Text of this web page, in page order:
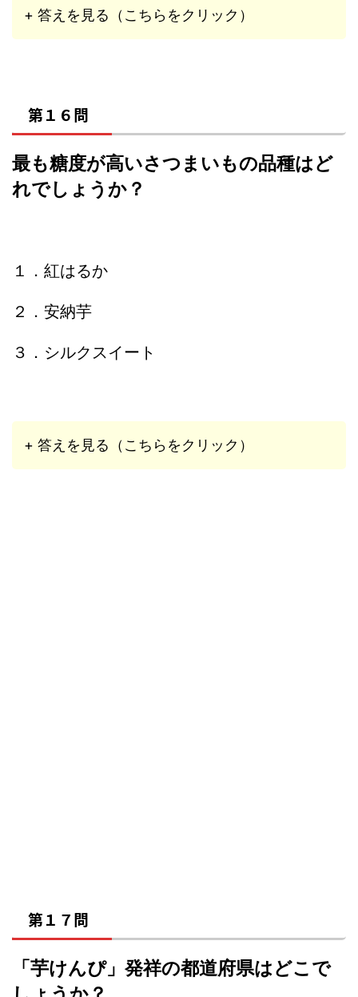
+ 答えを見る（こちらをクリック）
第１６問
最も糖度が高いさつまいもの品種はど
れでしょうか？
１．紅はるか
２．安納芋
３．シルクスイート
+ 答えを見る（こちらをクリック）
第１７問
「芋けんぴ」発祥の都道府県はどこで